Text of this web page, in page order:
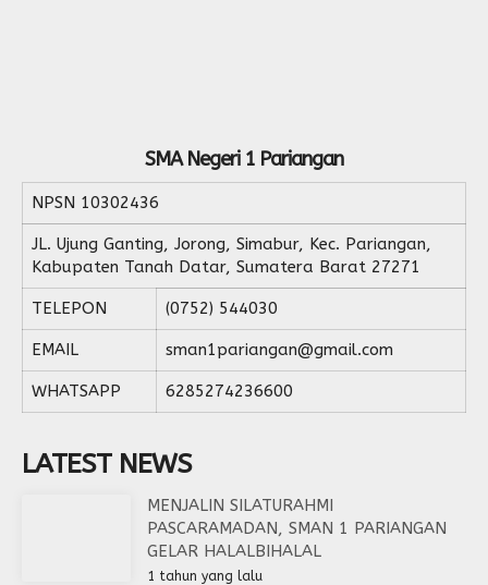
SMA Negeri 1 Pariangan
NPSN 10302436
JL. Ujung Ganting, Jorong, Simabur, Kec. Pariangan,
Kabupaten Tanah Datar, Sumatera Barat 27271
TELEPON (0752) 544030
EMAIL sman1pariangan@gmail.com
WHATSAPP 6285274236600
LATEST NEWS
MENJALIN SILATURAHMI
PASCARAMADAN, SMAN 1 PARIANGAN
GELAR HALALBIHALAL
1 tahun yang lalu